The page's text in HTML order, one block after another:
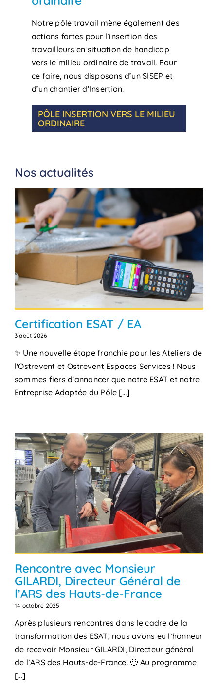
Notre pôle travail mène également des
actions fortes pour l’insertion des
travailleurs en situation de handicap
vers le milieu ordinaire de travail. Pour
ce faire, nous disposons d’un SISEP et
d’un chantier d’Insertion.
PÔLE INSERTION VERS LE MILIEU
ORDINAIRE
Nos actualités
Certification ESAT / EA
3 août 2026
✨ Une nouvelle étape franchie pour les Ateliers de
l'Ostrevent et Ostrevent Espaces Services ! Nous
sommes fiers d'annoncer que notre ESAT et notre
Entreprise Adaptée du Pôle [...]
Rencontre avec Monsieur
GILARDI, Directeur Général de
l’ARS des Hauts-de-France
14 octobre 2025
Après plusieurs rencontres dans le cadre de la
transformation des ESAT, nous avons eu l’honneur
de recevoir Monsieur GILARDI, Directeur général
de l’ARS des Hauts-de-France. 🙂 Au programme
[...]